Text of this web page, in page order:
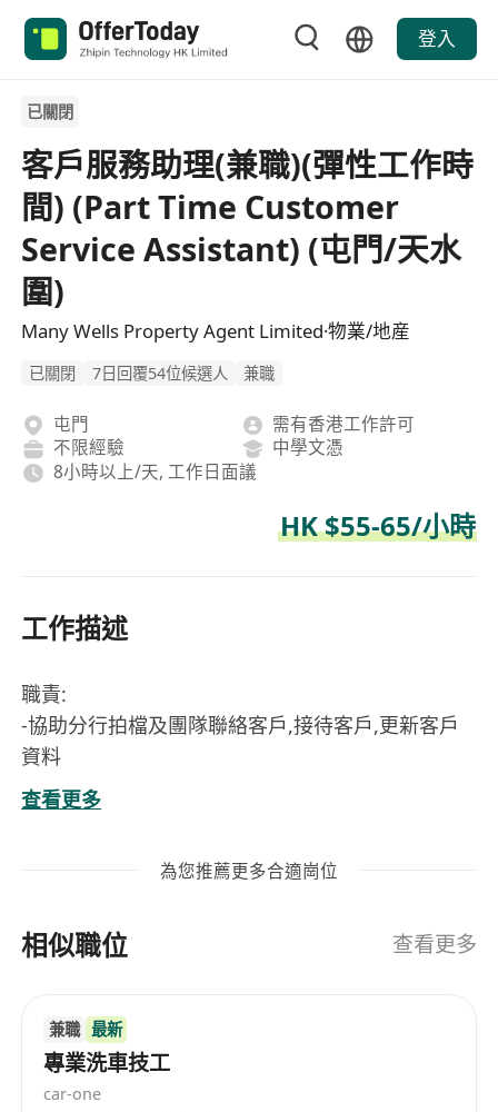
登入
已關閉
客戶服務助理(兼職)(彈性工作時
間) (Part Time Customer
Service Assistant) (屯門/天水
圍)
Many Wells Property Agent Limited·物業/地産
已關閉 7日回覆54位候選人 兼職
屯門
需有香港工作許可
不限經驗
中學文憑
8小時以上/天, 工作日面議
HK $55-65/小時
工作描述
職責:
-協助分行拍檔及團隊聯絡客戶,接待客戶,更新客戶
資料
-須懂得電腦打字及基本操作
-無須經驗，年齡不限
-良好粵語優先; 一般普通話; 一般英語
工作地區: 屯門或天水圍區
查看更多
為您推薦更多合適崗位
相似職位 查看更多
兼職 最新
專業洗車技工
car-one